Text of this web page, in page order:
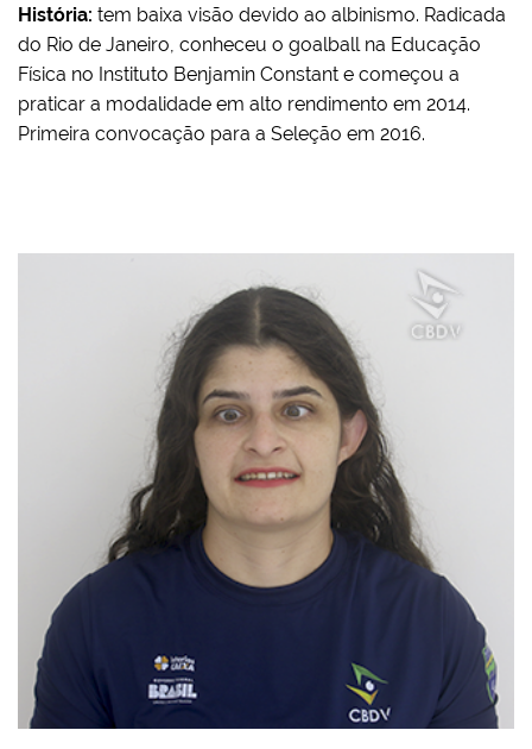
História: tem baixa visão devido ao albinismo. Radicada
do Rio de Janeiro, conheceu o goalball na Educação
Física no Instituto Benjamin Constant e começou a
praticar a modalidade em alto rendimento em 2014.
Primeira convocação para a Seleção em 2016.